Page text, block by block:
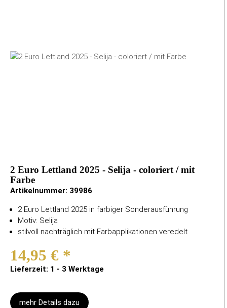
2 Euro Lettland 2025 - Selija - coloriert / mit
Farbe
Artikelnummer: 39986
2 Euro Lettland 2025 in farbiger Sonderausführung
Motiv: Selija
stilvoll nachträglich mit Farbapplikationen veredelt
14,95 € *
Lieferzeit: 1 - 3 Werktage
mehr Details dazu